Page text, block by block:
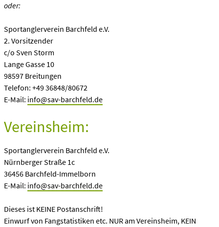
oder:
Sportanglerverein Barchfeld e.V.
2. Vorsitzender
c/o Sven Storm
Lange Gasse 10
98597 Breitungen
Telefon: +49 36848/80672
E-Mail: info@sav-barchfeld.de
Vereinsheim:
Sportanglerverein Barchfeld e.V.
Nürnberger Straße 1c
36456 Barchfeld-Immelborn
E-Mail: info@sav-barchfeld.de
Dieses ist KEINE Postanschrift!
Einwurf von Fangstatistiken etc. NUR am Vereinsheim, KEIN